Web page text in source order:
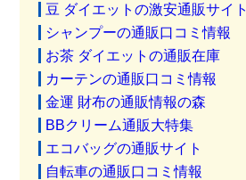
豆 ダイエットの激安通販サイト
シャンプーの通販口コミ情報
お茶 ダイエットの通販在庫
カーテンの通販口コミ情報
金運 財布の通販情報の森
BBクリーム通販大特集
エコバッグの通販サイト
自転車の通販口コミ情報